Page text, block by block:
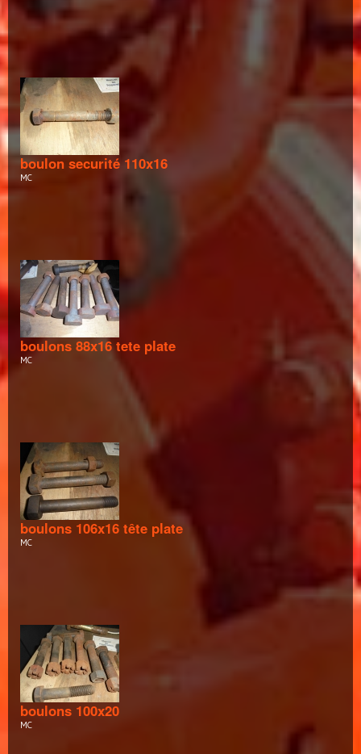
boulon securité 110x16
MC
boulons 88x16 tete plate
MC
boulons 106x16 tête plate
MC
boulons 100x20
MC